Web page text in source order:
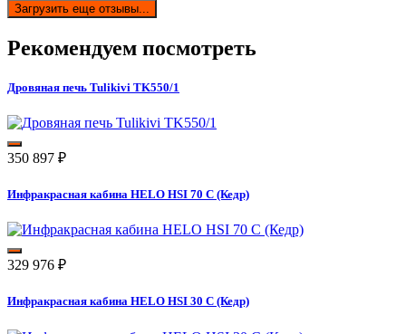
Загрузить еще отзывы...
Рекомендуем посмотреть
Дровяная печь Tulikivi TK550/1
350 897 ₽
Инфракрасная кабина HELO HSI 70 C (Кедр)
329 976 ₽
Инфракрасная кабина HELO HSI 30 C (Кедр)